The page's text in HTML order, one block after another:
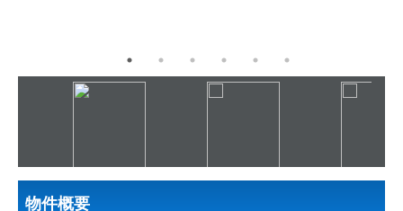
物件概要